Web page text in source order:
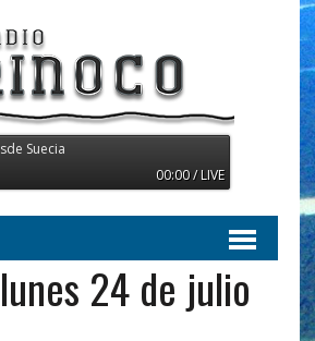
00:00 / LIVE
24 de julio